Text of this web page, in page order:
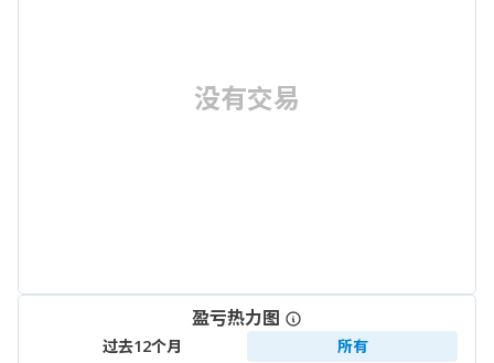
没有交易
盈亏热力图
过去12个月 所有